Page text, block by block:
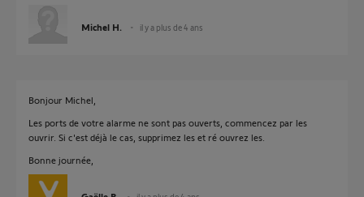
Michel H. il y a plus de 4 ans
Bonjour Michel,
Les ports de votre alarme ne sont pas ouverts, commencez par les
ouvrir. Si c'est déjà le cas, supprimez les et ré ouvrez les.
Bonne journée,